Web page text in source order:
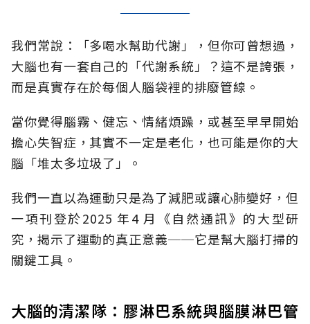
我們常說：「多喝水幫助代謝」，但你可曾想過，
大腦也有一套自己的「代謝系統」？這不是誇張，
而是真實存在於每個人腦袋裡的排廢管線。
當你覺得腦霧、健忘、情緒煩躁，或甚至早早開始
擔心失智症，其實不一定是老化，也可能是你的大
腦「堆太多垃圾了」。
我們一直以為運動只是為了減肥或讓心肺變好，但
一項刊登於2025 年4 月《自然通訊》的大型研
究，揭示了運動的真正意義──它是幫大腦打掃的
關鍵工具。
大腦的清潔隊：膠淋巴系統與腦膜淋巴管